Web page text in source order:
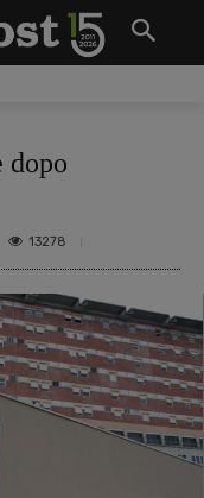
dopo
13278